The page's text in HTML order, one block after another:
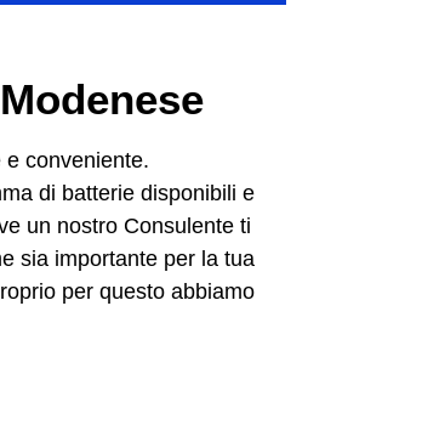
conveniente.
di batterie disponibili e
un nostro Consulente ti
sia importante per la tua
per questo abbiamo